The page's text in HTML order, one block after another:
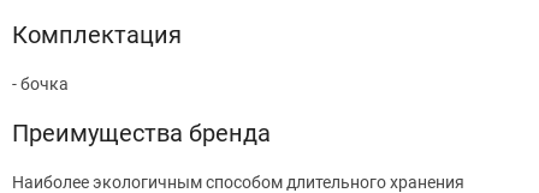
Комплектация
- бочка
Преимущества бренда
Наиболее экологичным способом длительного хранения